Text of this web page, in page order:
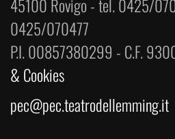
45100 Rovigo - tel. 0425/
0425/070477
P.I. 00857380299 - C.F.
& Cookies
pec@pec.teatrodellemming.it